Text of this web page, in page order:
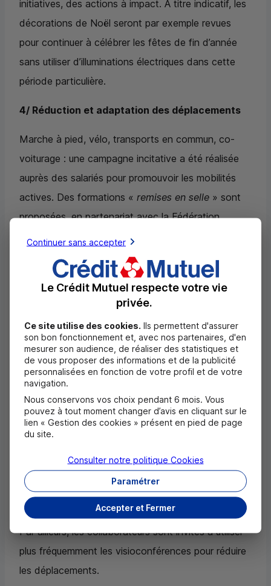
initiatives, des actions à impact. À titre indicatif, les
décorations de Noël seront par exemple revues
pour continuer à célébrer les fêtes de fin d’année
sans utiliser d’illuminations électriques dans cette
période particulière.
4/ Réduction et adaptation des déplacements
Marche à pied, vélo, transports en commun, co-
voiturage : une campagne incitative a été réalisée
auprès des salariés pour promouvoir les mobilités
actives. Des formations « remises en selle » sont
proposées, en partenariat avec la Fédération
Française de Cyclisme, pour que nous roulions
toutes et tous à vélo. La mise en place du forfait
mobilités durables pour la deuxième année
consécutive
permettra d’encourager les salariés à adopter ces
modes de transports, à travers une subvention
allant jusqu’à 400 euros1. Ces efforts seront
amplifiés dans les prochains mois.
Déjà récompensée au Grand Prix de l'Écomobilité
2022 par la SNCF
adaptée pour continuer à éliminer l’utilisation des
solutions aériennes au bénéfice du train pour les
déplacements nationaux et les réduire
drastiquement pour les déplacements européens.
Par ailleurs, les collaborateurs sont invités à utiliser
plus fréquemment les visioconférences pour réduire
les déplacements.
Continuer sans accepter
Le Crédit Mutuel respecte votre vie
privée.
Ce site utilise des cookies. Ils permettent d'assurer
son bon fonctionnement et, avec nos partenaires, d'en
mesurer son audience, de réaliser des statistiques et
de vous proposer des informations et de la publicité
personnalisées en fonction de votre profil et de votre
navigation.
Nous conservons vos choix pendant 6 mois. Vous
pouvez à tout moment changer d’avis en cliquant sur le
lien « Gestion des cookies » présent en pied de page
du site.
Accepter et Fermer
Paramétrer
Consulter notre politique Cookies